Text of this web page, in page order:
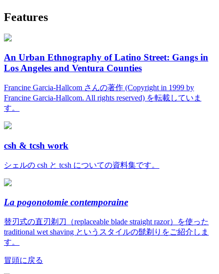
Features
An Urban Ethnography of Latino Street: Gangs in
Los Angeles and Ventura Counties
Francine Garcia-Hallcom さんの著作 (Copyright in 1999 by
Francine Garcia-Hallcom. All rights reserved) を転載していま
す。
csh & tcsh work
シェルの csh と tcsh についての資料集です。
La pogonotomie contemporaine
替刃式の直刃剃刀（replaceable blade straight razor）を使った
traditional wet shaving というスタイルの髭剃りをご紹介しま
す。
冒頭に戻る